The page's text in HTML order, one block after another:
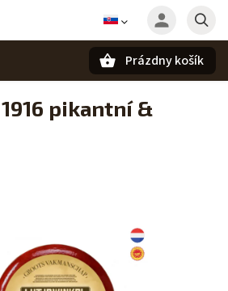
Prázdny košík
pikantní &